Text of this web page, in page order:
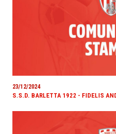
23/12/2024
S.S.D. BARLETTA 1922 - FIDELIS